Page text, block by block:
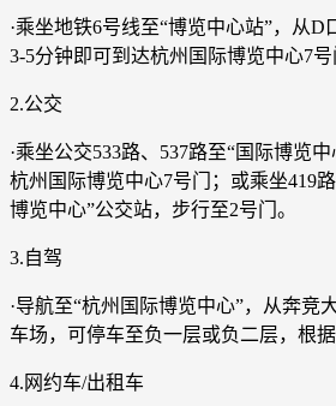
·乘坐地铁6号线至“博览中心站”，从
3-5分钟即可到达杭州国际博览中心7号
2.公交
·乘坐公交533路、537路至“国际博览
杭州国际博览中心7号门；或乘坐419
博览中心”公交站，步行至2号门。
3.自驾
·导航至“杭州国际博览中心”，从奔竞
车场，可停车至负一层或负二层，根
4.网约车/出租车